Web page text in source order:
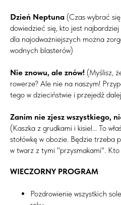
Dzień Neptuna (Czas wybrać
dowiedzieć się, kto jest
dla najodważniejszych można
wodnych blasterów)
Nie znowu, ale znów! (Myślisz,
rowerze? Ale nie na naszym!
tego w dzieciństwie i przejedź
Zanim nie zjesz wszystkiego,
(Kaszka z grudkami i kisiel... To
stołówkę w obozie. Będzie trzeba
w twarz z tymi "przysmakami".
WIECZORNY PROGRAM
Pozdrowienie wszystkich